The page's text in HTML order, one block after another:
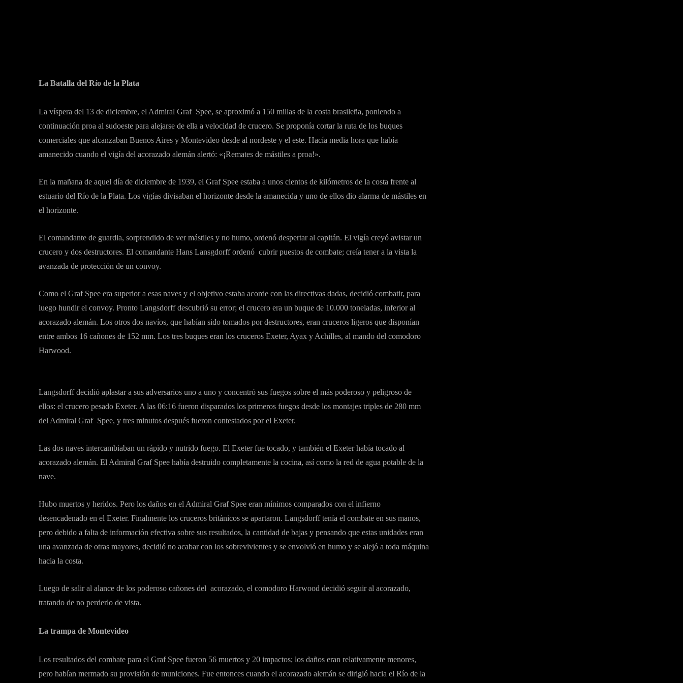
La Batalla del Río de la Plata
La víspera del 13 de diciembre, el Admiral Graf Spee, se aproximó a 150 millas de la costa brasileña, poniendo a
continuación proa al sudoeste para alejarse de ella a velocidad de crucero. Se proponía cortar la ruta de los buques
comerciales que alcanzaban Buenos Aires y Montevideo desde al nordeste y el este. Hacía media hora que había
amanecido cuando el vigía del acorazado alemán alertó: «¡Remates de mástiles a proa!».
En la mañana de aquel día de diciembre de 1939, el Graf Spee estaba a unos cientos de kilómetros de la costa frente al
estuario del Río de la Plata. Los vigías divisaban el horizonte desde la amanecida y uno de ellos dio alarma de mástiles en
el horizonte.
El comandante de guardia, sorprendido de ver mástiles y no humo, ordenó despertar al capitán. El vigía creyó avistar un
crucero y dos destructores. El comandante Hans Lansgdorff ordenó cubrir puestos de combate; creía tener a la vista la
avanzada de protección de un convoy.
Como el Graf Spee era superior a esas naves y el objetivo estaba acorde con las directivas dadas, decidió combatir, para
luego hundir el convoy. Pronto Langsdorff descubrió su error; el crucero era un buque de 10.000 toneladas, inferior al
acorazado alemán. Los otros dos navíos, que habían sido tomados por destructores, eran cruceros ligeros que disponían
entre ambos 16 cañones de 152 mm. Los tres buques eran los cruceros Exeter, Ayax y Achilles, al mando del comodoro
Harwood.
Langsdorff decidió aplastar a sus adversarios uno a uno y concentró sus fuegos sobre el más poderoso y peligroso de
ellos: el crucero pesado Exeter. A las 06:16 fueron disparados los primeros fuegos desde los montajes triples de 280 mm
del Admiral Graf Spee, y tres minutos después fueron contestados por el Exeter.
Las dos naves intercambiaban un rápido y nutrido fuego. El Exeter fue tocado, y también el Exeter había tocado al
acorazado alemán. El Admiral Graf Spee había destruido completamente la cocina, así como la red de agua potable de la
nave.
Hubo muertos y heridos. Pero los daños en el Admiral Graf Spee eran mínimos comparados con el infierno
desencadenado en el Exeter. Finalmente los cruceros británicos se apartaron. Langsdorff tenía el combate en sus manos,
pero debido a falta de información efectiva sobre sus resultados, la cantidad de bajas y pensando que estas unidades eran
una avanzada de otras mayores, decidió no acabar con los sobrevivientes y se envolvió en humo y se alejó a toda máquina
hacia la costa.
Luego de salir al alance de los poderoso cañones del acorazado, el comodoro Harwood decidió seguir al acorazado,
tratando de no perderlo de vista.
La trampa de Montevideo
Los resultados del combate para el Graf Spee fueron 56 muertos y 20 impactos; los daños eran relativamente menores,
pero habían mermado su provisión de municiones. Fue entonces cuando el acorazado alemán se dirigió hacia el Río de la